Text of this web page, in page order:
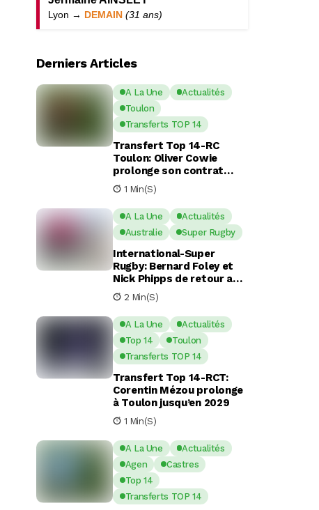
Lyon → DEMAIN (31 ans)
Derniers Articles
A La Une
Actualités
Toulon
Transferts TOP 14
Transfert Top 14-RC
Toulon: Oliver Cowie
prolonge son contrat
avec le RCT jusqu’en 2029
1 Min(s)
A La Une
Actualités
Australie
Super Rugby
International-Super
Rugby: Bernard Foley et
Nick Phipps de retour aux
Waratahs
2 Min(s)
A La Une
Actualités
Top 14
Toulon
Transferts TOP 14
Transfert Top 14-RCT:
Corentin Mézou prolonge
à Toulon jusqu’en 2029
1 Min(s)
A La Une
Actualités
Agen
Castres
Top 14
Transferts TOP 14